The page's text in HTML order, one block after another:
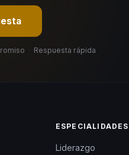
· Respuesta rápida
ESPECIALIDADES
Liderazgo